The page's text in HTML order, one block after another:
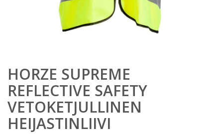
HORZE SUPREME
REFLECTIVE SAFETY
VETOKETJULLINEN
HEIJASTINLIIVI